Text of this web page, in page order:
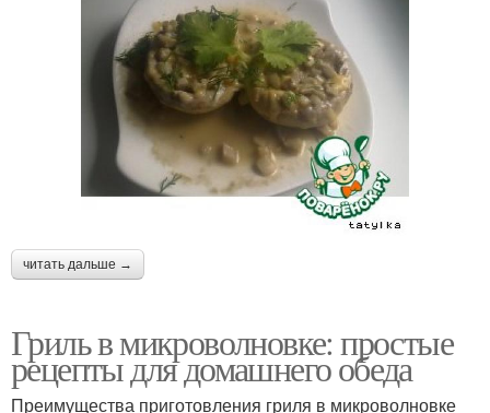
читать дальше →
Гриль в микроволновке: простые
рецепты для домашнего обеда
Преимущества приготовления гриля в микроволновке